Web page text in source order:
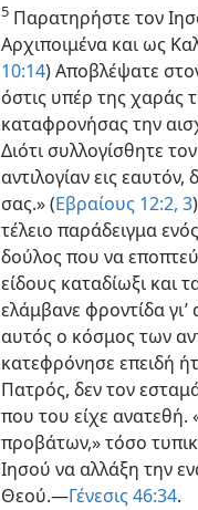
5 Παρατηρήστε τον
Αρχιποιμένα και ως
10:14) Αποβλέψατε
όστις υπέρ της χαράς
καταφρονήσας την
Διότι συλλογίσθητε
αντιλογίαν εις
σας.» (Εβραίους 12:2, 3
τέλειο παράδειγμα
δούλος που να
είδους καταδίωξι και
ελάμβανε φροντίδα
αυτός ο κόσμος των
κατεφρόνησε επειδή
Πατρός, δεν τον
που του είχε ανατεθή.
προβάτων,» τόσο
Ιησού να αλλάξη την
Θεού.—Γένεσις 46:34.